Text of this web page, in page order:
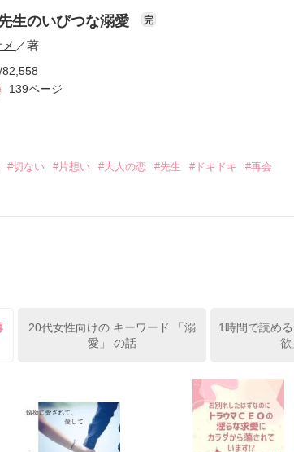
重い女になるのは嫌なの」
副社長
自分にあったとは、今まで知りませんでした」
に焦らされていく夏雪。
れる事件が発生して…？
に続くストーリーですが、この物語単独でもお読み
生のいびつな溺愛 完
／著
139ページ
#切ない #片想い #大人の恋 #先生 #ドキドキ #再会
センシティブ・ラヴァーズ〜』プロフィールよりご覧
なレビューをありがとうございました！＊
20代女性向けの キーワード 「溺
愛」 の話
1時間で読め
欲